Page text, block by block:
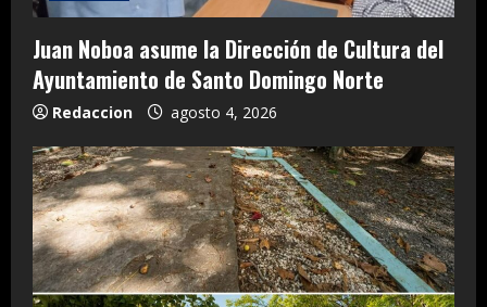
Juan Noboa asume la Dirección de Cultura del
Ayuntamiento de Santo Domingo Norte
Redaccion agosto 4, 2026